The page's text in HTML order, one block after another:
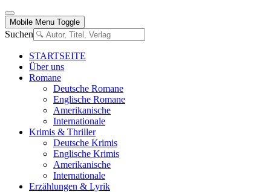
Mobile Menu Toggle
Suchen
STARTSEITE
Über uns
Romane
Deutsche Romane
Englische Romane
Amerikanische
Internationale
Krimis & Thriller
Deutsche Krimis
Englische Krimis
Amerikanische
Internationale
Erzählungen & Lyrik